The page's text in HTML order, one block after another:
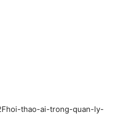
thao-ai-trong-quan-ly-